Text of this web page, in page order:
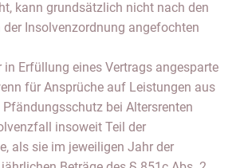
kann grundsätzlich nicht nach den
Insolvenzordnung angefochten
in Erfüllung eines Vertrags angesparte
für Ansprüche auf Leistungen aus
bei Altersrenten
insoweit Teil der
als sie im jeweiligen Jahr der